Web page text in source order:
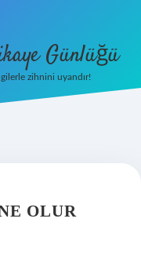
Günlüğü
zihnini uyandır!
OLUR